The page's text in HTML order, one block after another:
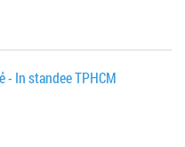
- In standee TPHCM